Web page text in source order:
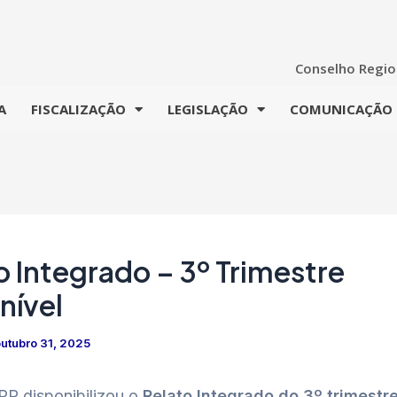
Conselho
FISCALIZAÇÃO LEGISLAÇÃO COMUNICAÇÃO
Integrado – 3º Trimestre
31, 2025